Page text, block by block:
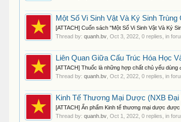
Một Số Vi Sinh Vật Và Ký Sinh
[ATTACH] Cuốn sách "Một Số Vi Sinh Vật Và Ký
Thread by:quanh.bv ,Oct 3, 2022 , 0 replies, in
Liên Quan Giữa Cấu Trúc Hóa Học
[ATTACH] Thuốc là những hợp chất chủ yếu
Thread by:quanh.bv ,Oct 2, 2022 , 0 replies, in
Kinh Tế Thương Mại Dược (NXB Đại
[ATTACH] Ấn phẩm Kinh tế thương mại dược
Thread by:quanh.bv ,Oct 1, 2022 , 0 replies, in